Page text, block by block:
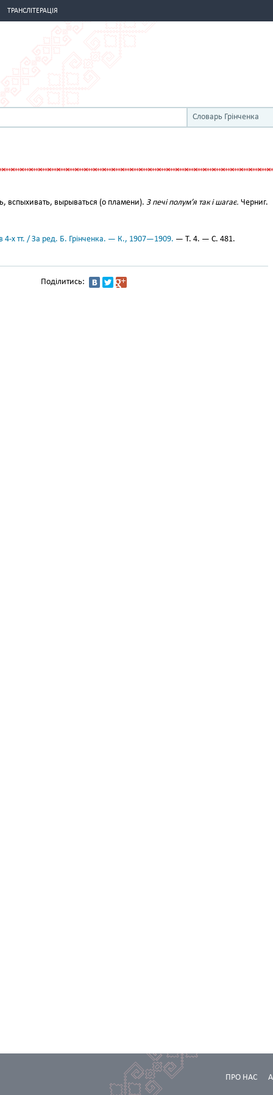
ТРАНСЛІТЕРАЦІЯ
Словарь Грінченка
вспыхивать, вырываться (о пламени). З печі полум’я так і шагає. Черниг.
4-х тт. / За ред. Б. Грінченка. — К., 1907—1909. — Т. 4. — С. 481.
Поділитись:
ПРО НАС